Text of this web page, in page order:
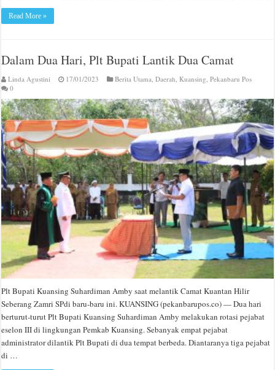
Read More »
Dalam Dua Hari, Plt Bupati Lantik Dua Camat
Linda Agustini 17/01/2023 Berita Utama ,Daerah Kuansing ,Pekanbaru Pos
0
Plt Bupati Kuansing Suhardiman Amby saat melantik Camat Kuantan Hilir
Seberang Zamri SPdi baru-baru ini. KUANSING (pekanbarupos.co) — Dua hari
berturut-turut Plt Bupati Kuansing Suhardiman Amby melakukan rotasi pejabat
eselon III di lingkungan Pemkab Kuansing. Sebanyak empat pejabat
administrator dilantik Plt Bupati di dua tempat berbeda. Diantaranya tiga pejabat
di …